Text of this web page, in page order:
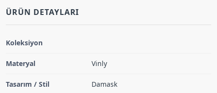
ÜRÜN DETAYLARI
Koleksiyon
Materyal Vinly
Tasarım / Stil Damask